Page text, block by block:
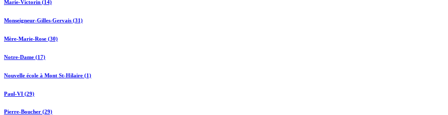
Marie-Victorin (14)
Monseigneur-Gilles-Gervais (31)
Mère-Marie-Rose (30)
Notre-Dame (17)
Nouvelle école à Mont St-Hilaire (1)
Paul-VI (29)
Pierre-Boucher (29)